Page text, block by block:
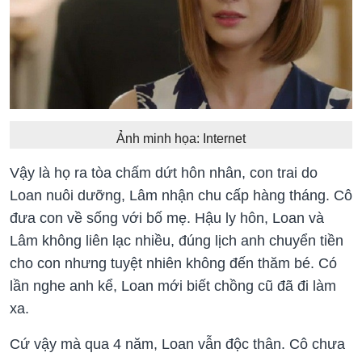
Ảnh minh họa: Internet
Vậy là họ ra tòa chấm dứt hôn nhân, con trai do
Loan nuôi dưỡng, Lâm nhận chu cấp hàng tháng. Cô
đưa con về sống với bố mẹ. Hậu ly hôn, Loan và
Lâm không liên lạc nhiều, đúng lịch anh chuyển tiền
cho con nhưng tuyệt nhiên không đến thăm bé. Có
lần nghe anh kể, Loan mới biết chồng cũ đã đi làm
xa.
Cứ vậy mà qua 4 năm, Loan vẫn độc thân. Cô chưa